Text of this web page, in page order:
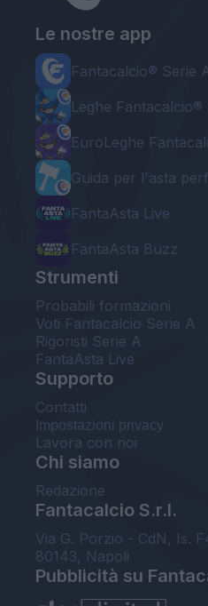
Le nostre app
Fantacalcio® Serie
Leghe Fantacalcio®
EuroLeghe
Guida per l'asta
FantaAsta Live
FantaAsta Buzz
Strumenti
Probabili formazioni
Voti Fantacalcio Serie A
Rigoristi Serie A
FantaAsta Live
Supporto
Contatti
Impostazioni privacy
Lavora con noi
Chi siamo
Redazione
Fantacalcio S.r.l.
Via G. Porzio - CdN, Is.
80143, Napoli
Pubblicità su